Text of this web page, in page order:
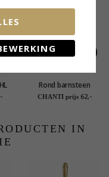
Rond barnsteen
oorbellen in
CHANTI prijs 62,-
IN